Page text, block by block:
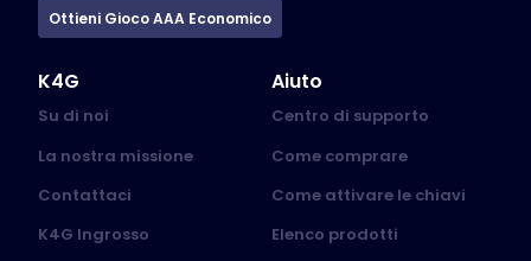
Ottieni Gioco AAA Economico
K4G
Su di noi
La nostra missione
Contattaci
K4G Ingrosso
Aiuto
Centro di supporto
Come comprare
Come attivare le chiavi
Elenco prodotti